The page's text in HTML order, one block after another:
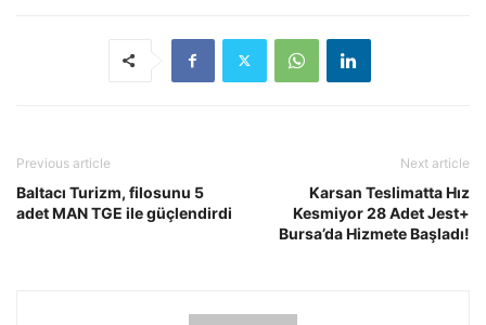
Previous article
Baltacı Turizm, filosunu 5
adet MAN TGE ile güçlendirdi
Next article
Karsan Teslimatta Hız
Kesmiyor 28 Adet Jest+
Bursa’da Hizmete Başladı!